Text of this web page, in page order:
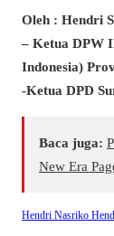
Oleh : Hendri
– Ketua DPW
Indonesia)
-Ketua DPD
Baca juga:
New Era
Hendri Nasriko